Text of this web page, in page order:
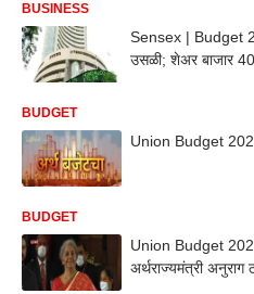
BUSINESS
Sensex | Budget
उसळी; शेअर बाजार
BUDGET
Union Budget
BUDGET
Union Budget 2021
अर्थराज्यमंत्री अनुराग